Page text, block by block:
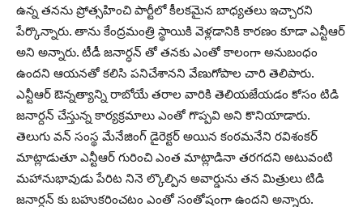
ఉన్న తనను ప్రోత్సహించి పార్టీలో కీలకమైన బాధ్యతలు ఇచ్చారని
పేర్కొన్నారు. తాను కేంద్రమంత్రి స్థాయికి వెళ్లడానికి కారణం కూడా ఎన్టీఆర్
అని అన్నారు. టీడీ జనార్ధన్ తో తనకు ఎంతో కాలంగా అనుబంధం
ఉందని ఆయనతో కలిసి పనిచేశానని వేణుగోపాల చారి తెలిపారు.
ఎన్టీఆర్ ఔన్నత్యాన్ని రాబోయే తరాల వారికి తెలియజేయడం కోసం టిడి
జనార్దన్ చేస్తున్న కార్యక్రమాలు ఎంతో గొప్పవి అని కొనియాడారు.
తెలుగు వన్ సంస్థ మేనేజింగ్ డైరెక్టర్ అయిన కంఠమనేని రవిశంకర్
మాట్లాడుతూ ఎన్టీఆర్ గురించి ఎంత మాట్లాడినా తరగదని అటువంటి
మహానుభావుడు పేరిట నినె ల్కొల్పిన అవార్డును తన మిత్రులు టిడి
జనార్దన్ కు బహుకరించటం ఎంతో సంతోషంగా ఉందని అన్నారు.